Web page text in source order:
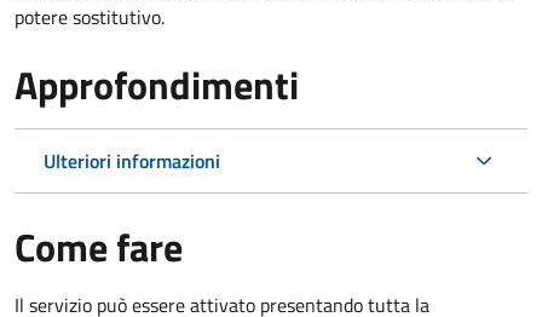
potere sostitutivo.
Approfondimenti
Ulteriori informazioni
Come fare
Il servizio può essere attivato presentando tutta la